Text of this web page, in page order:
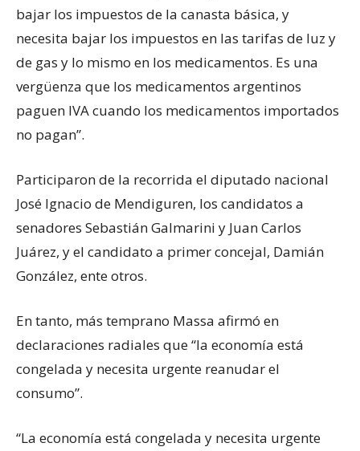
bajar los impuestos de la canasta básica, y
necesita bajar los impuestos en las tarifas de luz y
de gas y lo mismo en los medicamentos. Es una
vergüenza que los medicamentos argentinos
paguen IVA cuando los medicamentos importados
no pagan”.
Participaron de la recorrida el diputado nacional
José Ignacio de Mendiguren, los candidatos a
senadores Sebastián Galmarini y Juan Carlos
Juárez, y el candidato a primer concejal, Damián
González, ente otros.
En tanto, más temprano Massa afirmó en
declaraciones radiales que “la economía está
congelada y necesita urgente reanudar el
consumo”.
“La economía está congelada y necesita urgente